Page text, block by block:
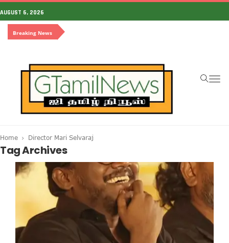
AUGUST 6, 2026
Breaking News
Home Director Mari Selvaraj
Tag Archives